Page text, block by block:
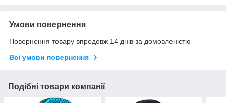
Умови повернення
Повернення товару впродовж 14 днів за домовленістю
Всі умови повернення
Подібні товари компанії